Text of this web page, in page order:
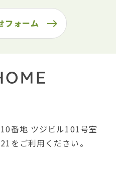
フォーム
番地 ツジビル101号室
をご利用ください。